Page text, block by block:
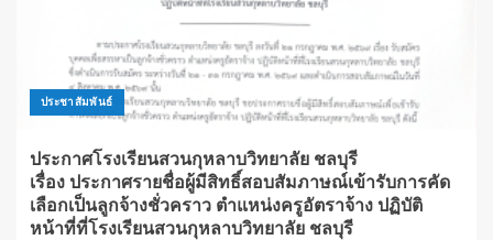
ประชาสัมพันธ์
ประกาศโรงเรียนสวนกุหลาบวิทยาลัย ชลบุรี
เรื่อง ประกาศรายชื่อผู้มีสิทธิ์สอบสัมภาษณ์เข้ารับการคัด
เลือกเป็นลูกจ้างชั่วคราว ตำแหน่งครูอัตราจ้าง ปฏิบัติ
หน้าที่ที่โรงเรียนสวนกุหลาบวิทยาลัย ชลบุรี